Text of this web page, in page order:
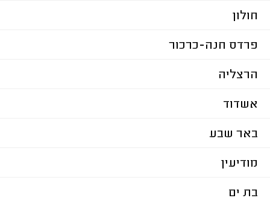
חולון
פרדס חנה-כרכור
הרצליה
אשדוד
באר שבע
מודיעין
בת ים